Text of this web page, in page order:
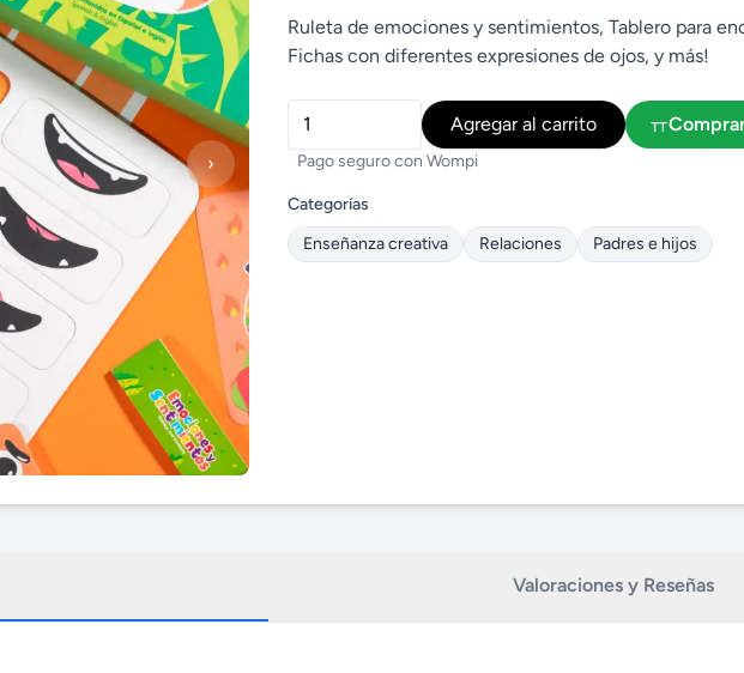
›
Ruleta de emociones y sentimientos, Tablero para
Fichas con diferentes expresiones de ojos, y más!
Agregar al carrito
Pago seguro con Wompi
Categorías
Enseñanza creativa
Relaciones Padres e hijos
Valoraciones y Reseñas